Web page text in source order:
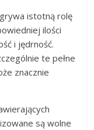
istotną rolę
ilości
i jędrność.
te pełne
znacznie
są wolne